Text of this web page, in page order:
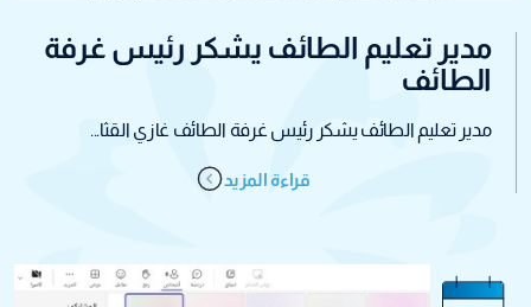
مدير تعليم الطائف يشكر رئيس غرفة
الطائف
مدير تعليم الطائف يشكر رئيس غرفة الطائف غازي القثا...
قراءة المزيد